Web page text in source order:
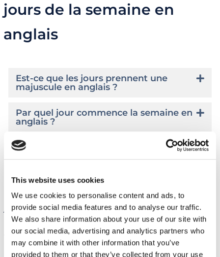
This website uses cookies
We use cookies to personalise content and ads, to
provide social media features and to analyse our traffic.
We also share information about your use of our site with
our social media, advertising and analytics partners who
may combine it with other information that you’ve
provided to them or that they’ve collected from your use
jours de la semaine en
anglais
Est-ce que les jours prennent une
majuscule en anglais ?
Par quel jour commence la semaine en
anglais ?
Les jours se mettent-ils au pluriel ?
Améliorez votre anglais
avec My English School !